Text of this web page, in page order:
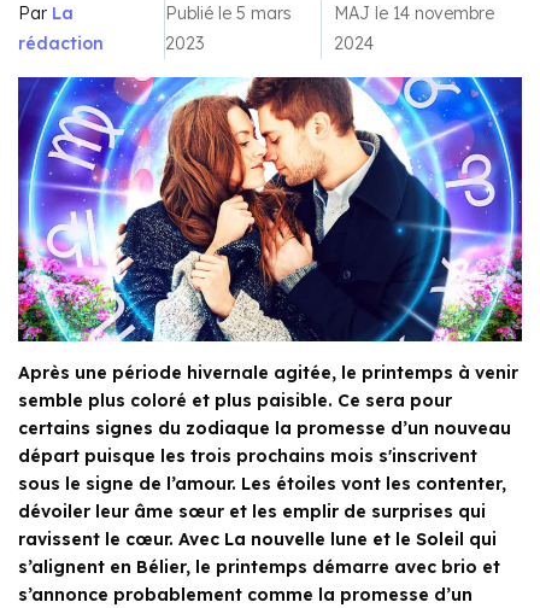
Par La
rédaction
Publié le 5 mars
2023
MAJ le 14 novembre
2024
Après une période hivernale agitée, le printemps à venir
semble plus coloré et plus paisible. Ce sera pour
certains signes du zodiaque la promesse d’un nouveau
départ puisque les trois prochains mois s'inscrivent
sous le signe de l’amour. Les étoiles vont les contenter,
dévoiler leur âme sœur et les emplir de surprises qui
ravissent le cœur. Avec La nouvelle lune et le Soleil qui
s’alignent en Bélier, le printemps démarre avec brio et
s’annonce probablement comme la promesse d’un